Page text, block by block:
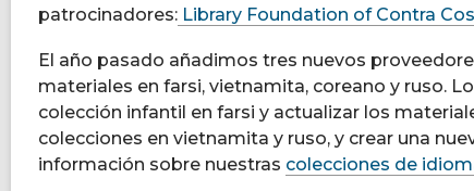
patrocinadores: Library Foundation of Contra
El año pasado añadimos tres nuevos
materiales en farsi, vietnamita, coreano y ruso.
colección infantil en farsi y actualizar los
colecciones en vietnamita y ruso, y crear una
información sobre nuestras colecciones de